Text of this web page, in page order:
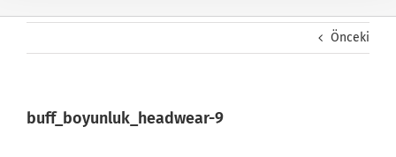
Önceki
buff_boyunluk_headwear-9